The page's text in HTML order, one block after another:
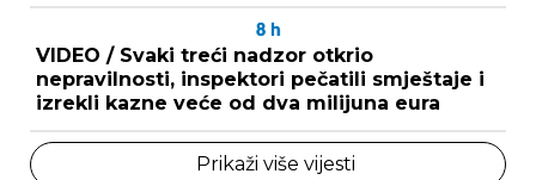
8 h
VIDEO / Svaki treći nadzor otkrio
nepravilnosti, inspektori pečatili smještaje i
izrekli kazne veće od dva milijuna eura
Prikaži više vijesti